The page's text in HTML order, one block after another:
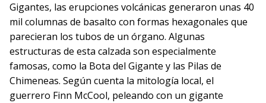
Gigantes, las erupciones volcánicas generaron unas 40
mil columnas de basalto con formas hexagonales que
parecieran los tubos de un órgano. Algunas
estructuras de esta calzada son especialmente
famosas, como la Bota del Gigante y las Pilas de
Chimeneas. Según cuenta la mitología local, el
guerrero Finn McCool, peleando con un gigante